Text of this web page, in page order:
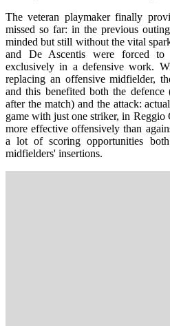
The veteran playmaker finally
missed so far: in the previous
minded but still without the vital
and De Ascentis were forced to
exclusively in a defensive work.
replacing an offensive midfielder,
and this benefited both the defence
after the match) and the attack:
game with just one striker, in Reggio
more effective offensively than
a lot of scoring opportunities
midfielders' insertions.